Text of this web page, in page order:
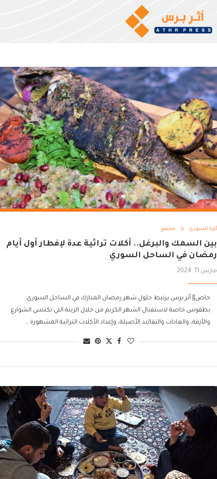
أثرنا السوري مجتمع
بين السمك والبرغل.. أكلات تراثية عدة لإفطار أول أيام
رمضان في الساحل السوري
مارس 11, 2024
خاص|| أثر برس يرتبط حلول شهر رمضان المبارك في الساحل السوري
بطقوس خاصة لاستقبال الشهر الكريم من خلال الزينة التي تكتسي الشوارع
والأزقة، والعادات والتقاليد الأصيلة، وإعداد الأكلات التراثية المشهورة …